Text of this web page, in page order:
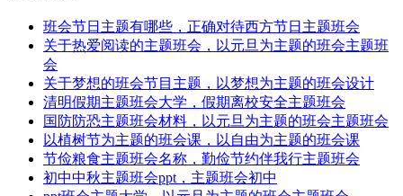
班会节日主题有哪些，正确对待西方节日主题班会
关于热爱阅读的主题班会，以元旦为主题的班会主题班
会
关于梦想的班会节目主题，以梦想为主题的班会设计
清明假期主题班会大学，假期离校安全主题班会
国防防恐主题班会材料，以元旦为主题的班会主题班会
以植树节为主题的班会课，以自由为主题的班会课
节俭粮食主题班会名称，勤俭节约伴我行主题班会
初中中秋主题班会ppt，主题班会初中